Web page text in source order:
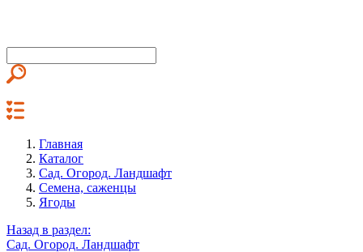
Главная
Каталог
Сад. Огород. Ландшафт
Семена, саженцы
Ягоды
Назад в раздел:
Сад. Огород. Ландшафт